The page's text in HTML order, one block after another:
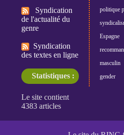
Syndication
de l'actualité du
genre
Syndication
des textes en ligne
Statistiques :
politique
Espagne
masculin
gender